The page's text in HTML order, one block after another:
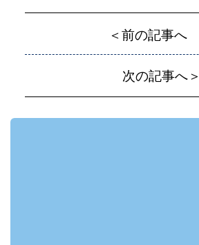
＜前の記事へ
次の記事へ＞